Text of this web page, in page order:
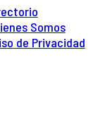
Somos
de Privacidad